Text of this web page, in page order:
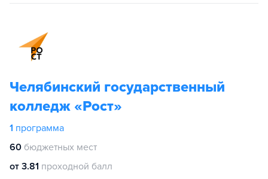
Челябинский государственный
колледж «Рост»
1 программа
60 бюджетных мест
от 3.81 проходной балл